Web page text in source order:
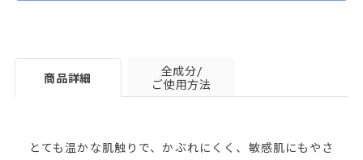
商品詳細
全成分/
ご使用方法
とても温かな肌触りで、かぶれにくく、敏感肌にもやさ